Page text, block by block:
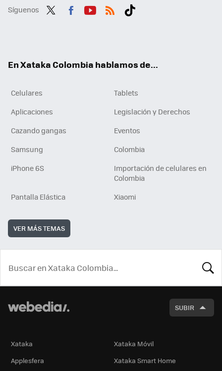
Síguenos
En Xataka Colombia hablamos de...
Celulares
Tablets
Aplicaciones
Legislación y Derechos
Cazando gangas
Eventos
Samsung
Colombia
iPhone 6S
Importación de celulares en
Colombia
Pantalla Elástica
Xiaomi
VER MÁS TEMAS
SUBIR
Xataka
Xataka Móvil
Applesfera
Xataka Smart Home